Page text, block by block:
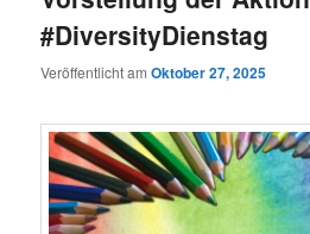
#DiversityDienstag
Veröffentlicht amOktober 27, 2025